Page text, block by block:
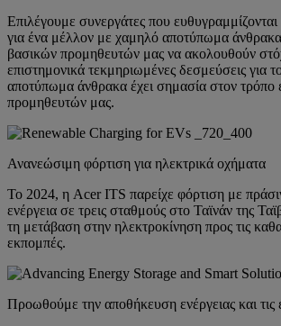
Επιλέγουμε συνεργάτες που
για ένα μέλλον με χαμηλό αποτύπωμα
βασικών προμηθευτών μας να ακολουθούν
επιστημονικά τεκμηριωμένες δεσμεύσεις για
αποτύπωμα άνθρακα έχει σημασία στον τρόπο
προμηθευτών μας.
Ανανεώσιμη φόρτιση για ηλεκτρικά οχήματα
Το 2024, η Acer ITS παρείχε φόρτιση με
ενέργεια σε τρεις σταθμούς στο Ταϊνάν της
τη μετάβαση στην ηλεκτροκίνηση προς τις
εκπομπές.
Προωθούμε την αποθήκευση ενέργειας και τις